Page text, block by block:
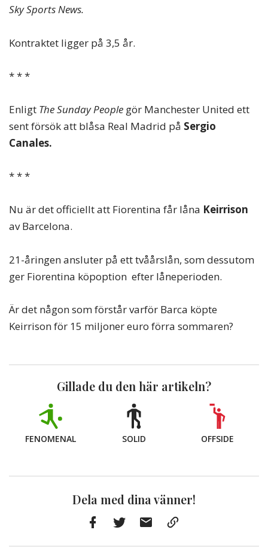
Sky Sports News.
Kontraktet ligger på 3,5 år.
* * *
Enligt The Sunday People gör Manchester United ett
sent försök att blåsa Real Madrid på Sergio
Canales.
* * *
Nu är det officiellt att Fiorentina får låna Keirrison
av Barcelona.
21-åringen ansluter på ett tvåårslån, som dessutom
ger Fiorentina köpoption efter låneperioden.
Är det någon som förstår varför Barca köpte
Keirrison för 15 miljoner euro förra sommaren?
Gillade du den här artikeln?
FENOMENAL SOLID OFFSIDE
Dela med dina vänner!